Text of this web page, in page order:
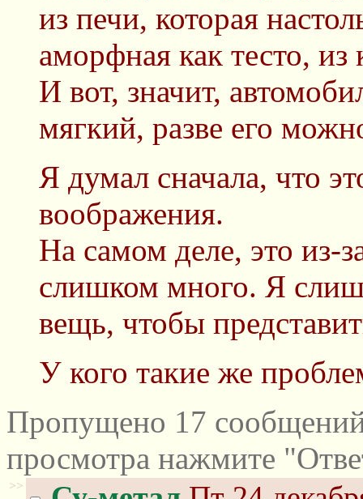
из печи, которая
аморфная как тесто, из
И вот, значит,
мягкий, разве его
Я думал сначала, что
воображения.
На самом деле, это из-
слишком много. Я
вещь, чтобы
У кого такие же
Пропущено 17
просмотра нажмите
>>